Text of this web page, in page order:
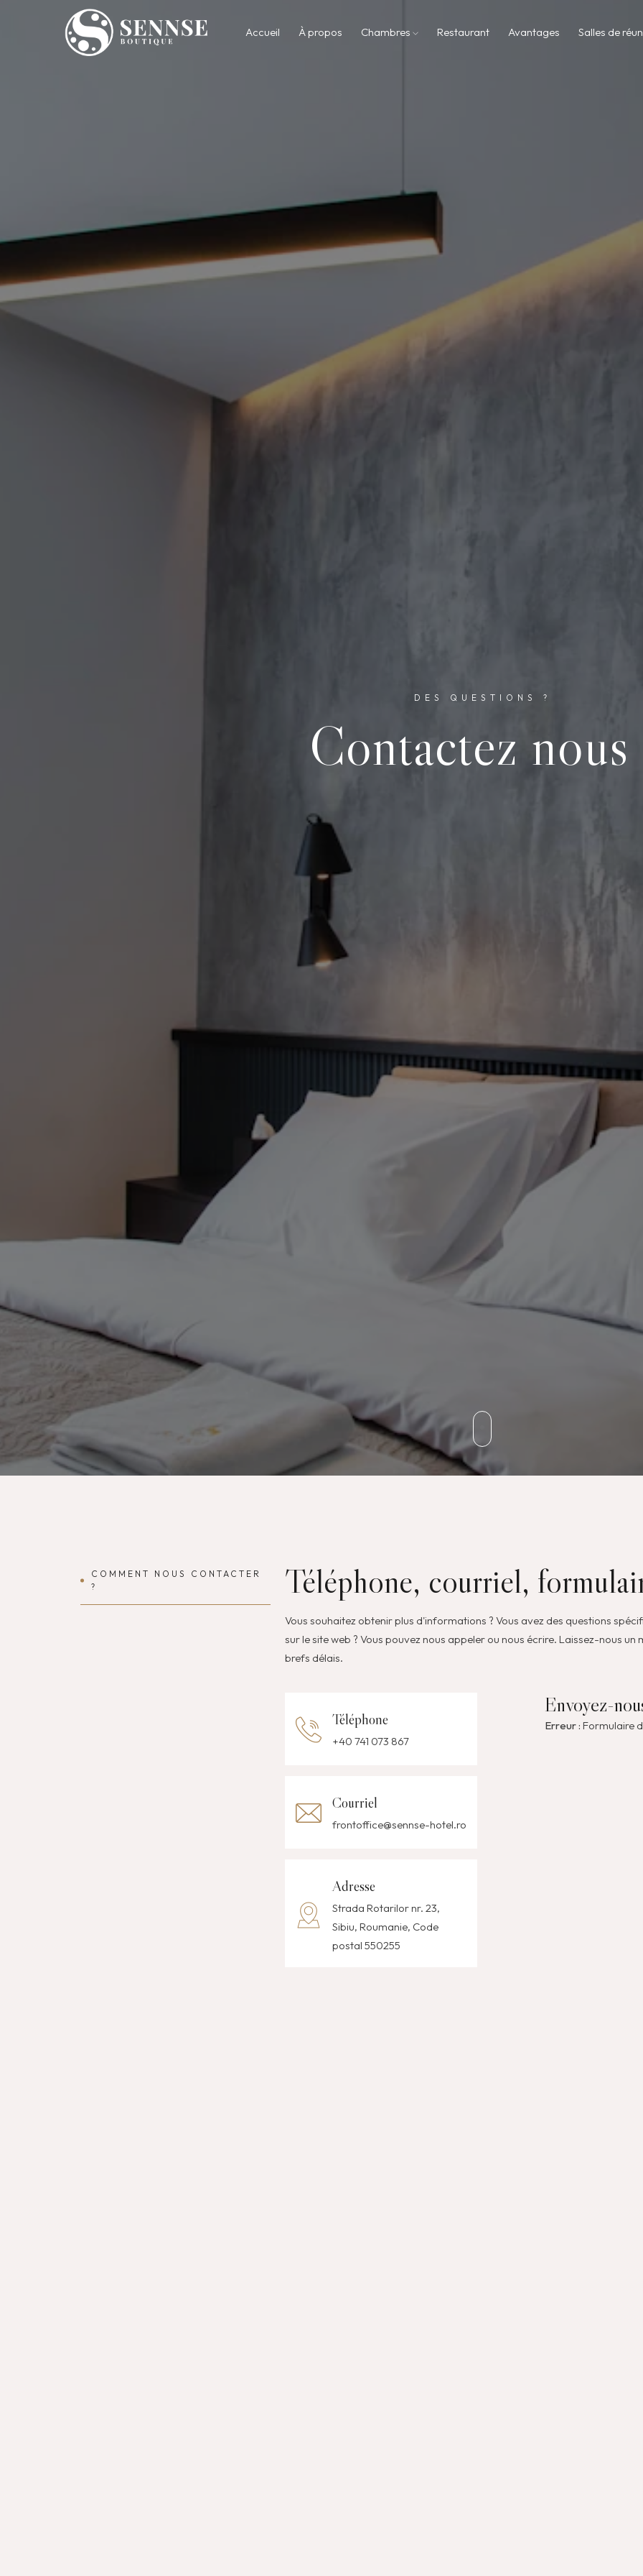
Accueil À propos Chambres Restaurant Avantages Salles de
DES QUESTIONS ?
Contactez
COMMENT NOUS CONTACTER
?
Téléphone, courriel,
Vous souhaitez obtenir plus d'informations ? Vous avez des questions
sur le site web ? Vous pouvez nous appeler ou nous écrire. Laissez-nous
brefs délais.
Téléphone
+40 741 073 867
Courriel
frontoffice@sennse-hotel.ro
Adresse
Strada Rotarilor nr. 23,
Sibiu, Roumanie, Code
postal 550255
Envoyez-
Erreur : Formulaire